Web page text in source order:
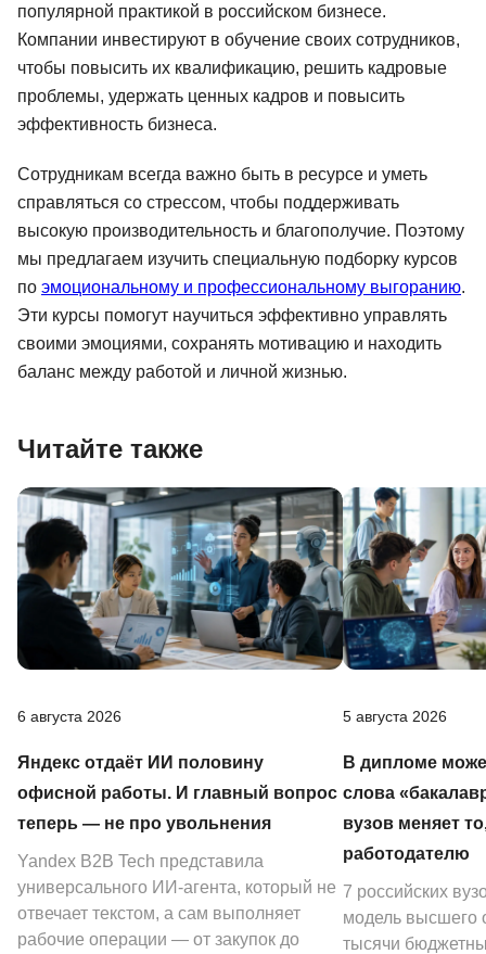
популярной практикой в российском бизнесе.
Компании инвестируют в обучение своих сотрудников,
чтобы повысить их квалификацию, решить кадровые
проблемы, удержать ценных кадров и повысить
эффективность бизнеса.
Сотрудникам всегда важно быть в ресурсе и уметь
справляться со стрессом, чтобы поддерживать
высокую производительность и благополучие. Поэтому
мы предлагаем изучить специальную подборку курсов
по эмоциональному и профессиональному выгоранию.
Эти курсы помогут научиться эффективно управлять
своими эмоциями, сохранять мотивацию и находить
баланс между работой и личной жизнью.
Читайте также
6 августа 2026
Яндекс отдаёт ИИ половину
офисной работы. И главный вопрос
теперь — не про увольнения
Yandex B2B Tech представила
универсального ИИ-агента, который не
отвечает текстом, а сам выполняет
рабочие операции — от закупок до
5 августа 2026
В дипломе
слова
вузов меняет
работодателю
7 российских
модель высшего
тысячи